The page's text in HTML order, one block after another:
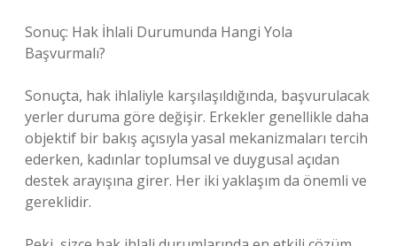
Sonuç: Hak İhlali Durumunda Hangi Yola
Başvurmalı?
Sonuçta, hak ihlaliyle karşılaşıldığında, başvurulacak
yerler duruma göre değişir. Erkekler genellikle daha
objektif bir bakış açısıyla yasal mekanizmaları tercih
ederken, kadınlar toplumsal ve duygusal açıdan
destek arayışına girer. Her iki yaklaşım da önemli ve
gereklidir.